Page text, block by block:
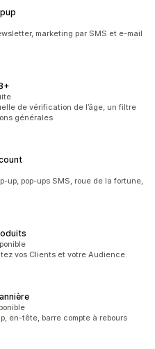
marketing par SMS et e-mail
de vérification de l’âge, un filtre
générales
up, pop-ups SMS, roue de la fortune,
vos Clients et votre Audience.
en-tête, barre compte à rebours